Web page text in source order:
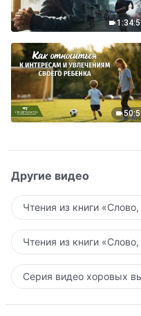
Другие видео
Чтения из книги
Чтения из книги
Серия видео хоровых